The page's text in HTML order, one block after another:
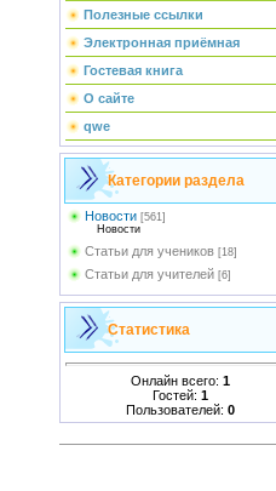
Полезные ссылки
Электронная приёмная
Гостевая книга
О сайте
qwe
Категории раздела
Новости [561]
Новости
Статьи для учеников [18]
Статьи для учителей [6]
Статистика
Онлайн всего: 1
Гостей: 1
Пользователей: 0